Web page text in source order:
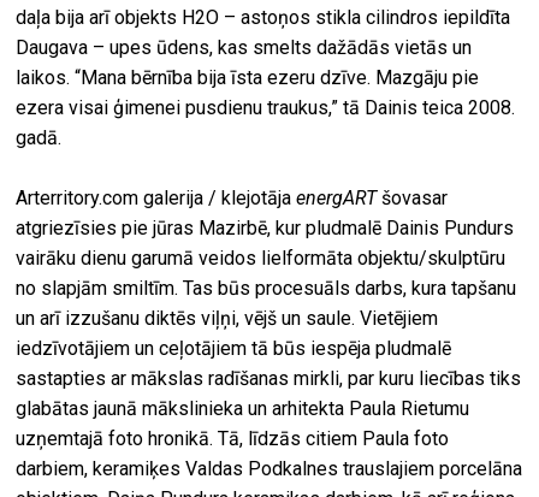
daļa bija arī objekts H2O – astoņos stikla cilindros iepildīta
Daugava – upes ūdens, kas smelts dažādās vietās un
laikos. “Mana bērnība bija īsta ezeru dzīve. Mazgāju pie
ezera visai ģimenei pusdienu traukus,” tā Dainis teica 2008.
gadā.
Arterritory.com galerija / klejotājaenergARTšovasar
atgriezīsies pie jūras Mazirbē, kur pludmalē Dainis Pundurs
vairāku dienu garumā veidos lielformāta objektu/skulptūru
no slapjām smiltīm. Tas būs procesuāls darbs, kura tapšanu
un arī izzušanu diktēs viļņi, vējš un saule. Vietējiem
iedzīvotājiem un ceļotājiem tā būs iespēja pludmalē
sastapties ar mākslas radīšanas mirkli, par kuru liecības tiks
glabātas jaunā mākslinieka un arhitekta Paula Rietumu
uzņemtajā foto hronikā. Tā, līdzās citiem Paula foto
darbiem, keramiķes Valdas Podkalnes trauslajiem porcelāna